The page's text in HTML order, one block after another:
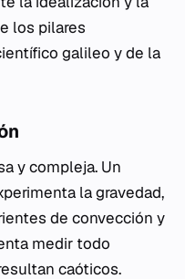
los pilares
galileo y de la
y compleja. Un
la gravedad,
de convección y
medir todo
caóticos.